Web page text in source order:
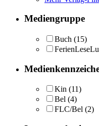
Mediengruppe
Buch (15)
Kin (11)
Bel (4)
FLC/Bel (2)